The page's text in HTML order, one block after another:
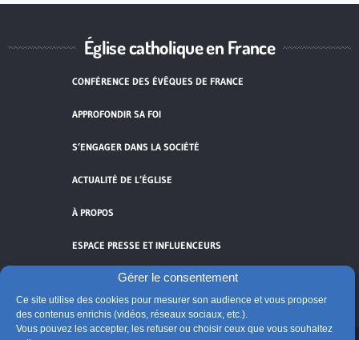
Gérer le consentement
Ce site utilise des cookies pour mesurer son audience et vous proposer
des contenus enrichis (vidéos, réseaux sociaux, etc.).
Vous pouvez les accepter, les refuser ou choisir ceux que vous souhaitez
Église catholique en France
CONFÉRENCE DES ÉVÊQUES DE FRANCE
APPROFONDIR SA FOI
S’ENGAGER DANS LA SOCIÉTÉ
ACTUALITÉ DE L’ÉGLISE
À PROPOS
ESPACE PRESSE ET INFLUENCEURS